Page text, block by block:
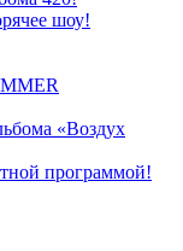
шоу!
«Воздух
программой!